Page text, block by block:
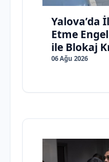
Yalova’da
Etme
ile Blokaj
06 Ağu 2026